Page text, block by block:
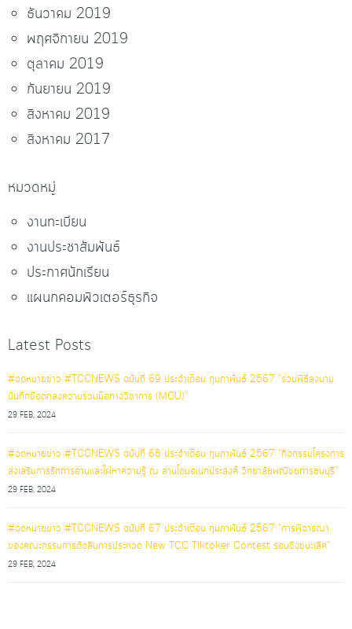
ธันวาคม 2019
พฤศจิกายน 2019
ตุลาคม 2019
กันยายน 2019
สิงหาคม 2019
สิงหาคม 2017
หมวดหมู่
งานทะเบียน
งานประชาสัมพันธ์
ประกาศนักเรียน
แผนกคอมพิวเตอร์ธุรกิจ
Latest Posts
#จดหมายข่าว #TCCNEWS ฉบับที่ 69 ประจำเดือน กุมภาพันธ์ 2567 "ร่วมพิธีลงนาม
บันทึกข้อตกลงความร่วมมือทางวิชาการ (MOU)"
29 FEB, 2024
#จดหมายข่าว #TCCNEWS ฉบับที่ 68 ประจำเดือน กุมภาพันธ์ 2567 "กิจกรรมโครงการ
ส่งเสริมการรักการอ่านและใฝ่หาความรู้ ณ ลานโดมอเนกประสงค์ วิทยาลัยพณิชยการธนบุรี"
29 FEB, 2024
#จดหมายข่าว #TCCNEWS ฉบับที่ 67 ประจำเดือน กุมภาพันธ์ 2567 "การพิจารณา
ของคณะกรรมการตัดสินการประกวด New TCC Tiktoker Contest รอบชิงชนะเลิศ"
29 FEB, 2024